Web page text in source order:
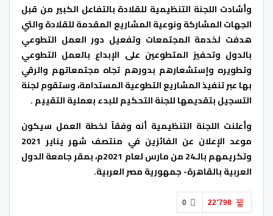
وأشادت اللجنة التنظيمية للقلادة بالتفاعل الكبير من قبل
الجهات المشاركة ونوعية المشاريع المقدمة للقلادة والتي
هدفت لخدمة المجتمعات وتفعيل دور العمل التطوعي
بالدول وتحفيز المتطوعين على الإبداع بالعمل التطوعي
وتطويره وإستشعارهم بدورهم تجاه مجتمعاتهم والرقي
بها عبر تنفيذ المشاريع التطوعية المستدامة، وستقوم لجنة
التسجيل بتقديمها للجنة التحكيم للبدء بعملية التقييم .
وأعلنت اللجنة التنظيمية أنه وفقاً لخطة العمل سيكون
موعد الإعلان عن الفائزين في منتصف شهر يناير 2021
وتكريمهم بالـ24 من مارس لعام 2021م، بمقر جامعة الدول
العربية بالقاهرة- جمهورية مصر العربية.
0 22٬798